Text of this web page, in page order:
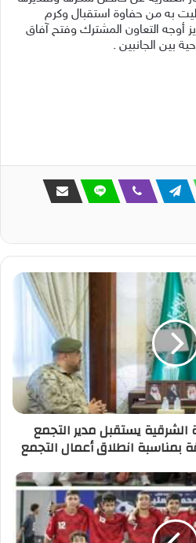
به من حفاوة استقبال وكرم
أوجه التعاون المشترك وفتح آفاق
بين الجانبين .
يستقبل مدير التجمع
انطلاق أعمال التجمع